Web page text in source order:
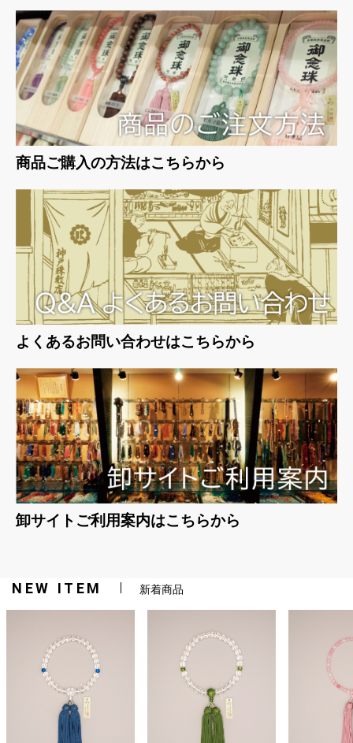
お買い物を続ける カートへ進む
商品ご購入の方法はこちらから
よくあるお問い合わせはこちらから
卸サイトご利用案内はこちらから
NEW ITEM 新着商品